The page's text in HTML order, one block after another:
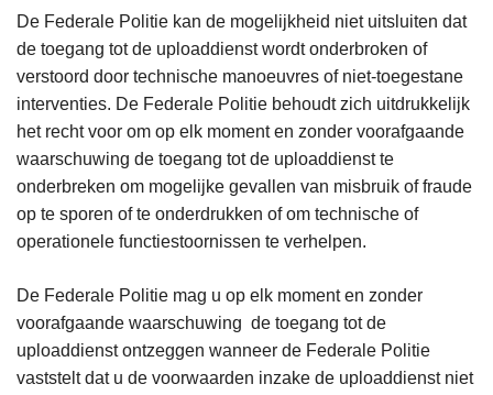
De Federale Politie kan de mogelijkheid niet uitsluiten dat
de toegang tot de uploaddienst wordt onderbroken of
verstoord door technische manoeuvres of niet-toegestane
interventies. De Federale Politie behoudt zich uitdrukkelijk
het recht voor om op elk moment en zonder voorafgaande
waarschuwing de toegang tot de uploaddienst te
onderbreken om mogelijke gevallen van misbruik of fraude
op te sporen of te onderdrukken of om technische of
operationele functiestoornissen te verhelpen.
De Federale Politie mag u op elk moment en zonder
voorafgaande waarschuwing de toegang tot de
uploaddienst ontzeggen wanneer de Federale Politie
vaststelt dat u de voorwaarden inzake de uploaddienst niet